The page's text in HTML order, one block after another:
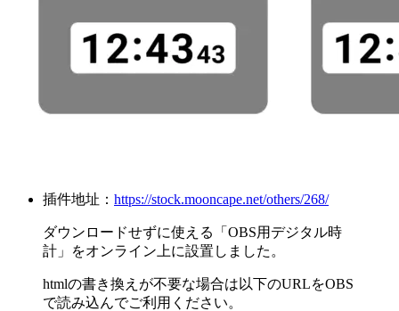
插件地址： https://stock.mooncape.net/others/268/
ダウンロードせずに使える「OBS用デジタル時
計」をオンライン上に設置しました。
htmlの書き換えが不要な場合は以下のURLをOBS
で読み込んでご利用ください。